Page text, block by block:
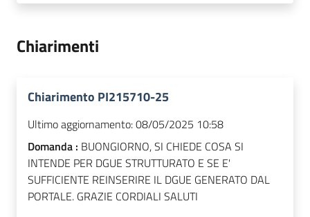
Chiarimenti
Chiarimento PI215710-25
Ultimo aggiornamento:08/05/2025 10:58
Domanda : BUONGIORNO, SI CHIEDE COSA SI
INTENDE PER DGUE STRUTTURATO E SE E'
SUFFICIENTE REINSERIRE IL DGUE GENERATO DAL
PORTALE. GRAZIE CORDIALI SALUTI